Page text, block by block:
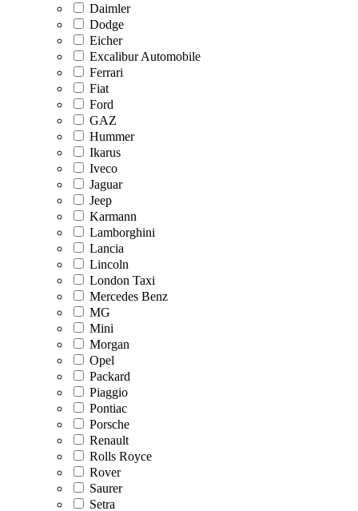
Daimler
Dodge
Eicher
Excalibur Automobile
Ferrari
Fiat
Ford
GAZ
Hummer
Ikarus
Iveco
Jaguar
Jeep
Karmann
Lamborghini
Lancia
Lincoln
London Taxi
Mercedes Benz
MG
Mini
Morgan
Opel
Packard
Piaggio
Pontiac
Porsche
Renault
Rolls Royce
Rover
Saurer
Setra